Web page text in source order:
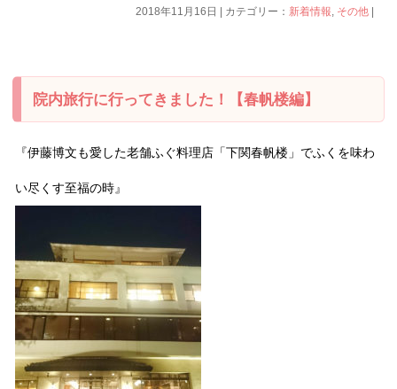
2018年11月16日 | カテゴリー： 新着情報, その他
院内旅行に行ってきました！【春帆楼編】
『伊藤博文も愛した老舗ふぐ料理店「下関春帆楼」でふくを味わ
い尽くす至福の時』